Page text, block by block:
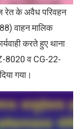
के अवैध परिवहन
वाहन मालिक
करते हुए थाना
8020 व CG-22-
गया।